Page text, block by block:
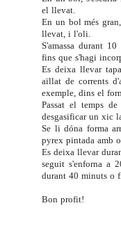
el llevat.
En un bol més
llevat, i l'oli.
S'amassa durant
fins que s'hagi
Es deixa llevar
aïllat de corrents
exemple, dins el
Passat el temps
desgasificar un xic la
Se li dóna forma
pyrex pintada amb
Es deixa llevar
seguit s'enforna a
durant 40 minuts o
Bon profit!